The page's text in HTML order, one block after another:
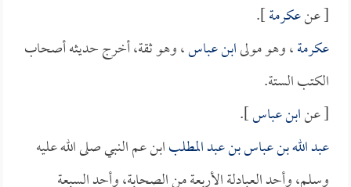
[ عنعكرمة].
عكرمة، وهو مولىابن عباس، وهو ثقة، أخرج حديثه أصحاب
الكتب الستة.
[ عنابن عباس].
عبد الله بن عباس بن عبد المطلبابن عم النبي صلى الله عليه